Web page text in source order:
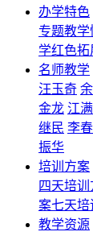
办学特色
专题教学
学红色拓
名师教学
汪玉奇
金龙 江
继民 李
振华
培训方案
四天培训
案七天培
教学资源